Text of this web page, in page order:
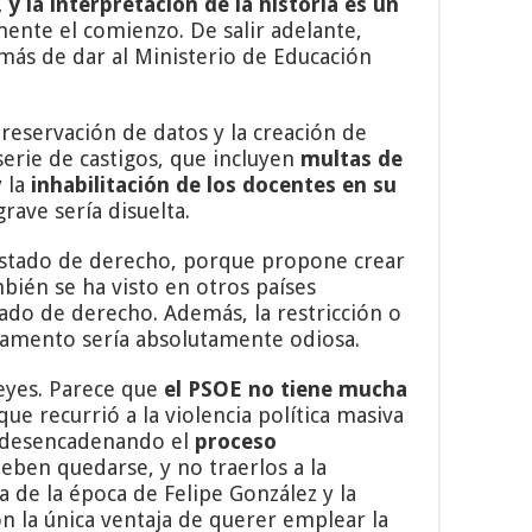
el comienzo. De salir adelante,
de dar al Ministerio de Educación
de datos y la creación de
de castigos, que incluyen multas de
la inhabilitación de los docentes en su
sería disuelta.
de derecho, porque propone crear
se ha visto en otros países
de derecho. Además, la restricción o
sería absolutamente odiosa.
Parece que el PSOE no tiene mucha
recurrió a la violencia política masiva
el proceso
quedarse, y no traerlos a la
la época de Felipe González y la
la única ventaja de querer emplear la